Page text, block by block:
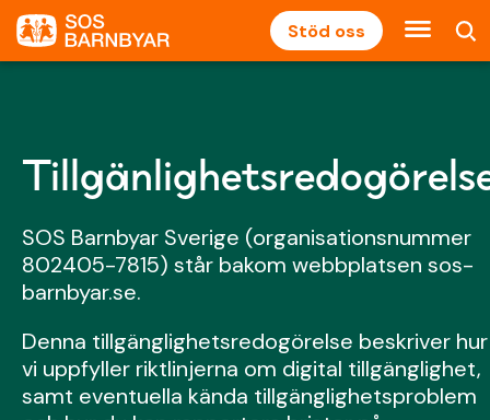
Stöd oss
SOS Barnbyar Sverige (organisationsnummer
802405-7815) står bakom webbplatsen sos-
barnbyar.se.
Denna tillgänglighetsredogörelse beskriver hur
vi uppfyller riktlinjerna om digital tillgänglighet,
samt eventuella kända tillgänglighetsproblem